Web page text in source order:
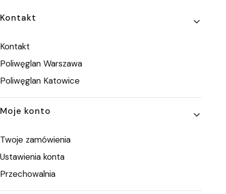
Linki w stopce
Kontakt
Kontakt
Poliwęglan Warszawa
Poliwęglan Katowice
Moje konto
Twoje zamówienia
Ustawienia konta
Przechowalnia